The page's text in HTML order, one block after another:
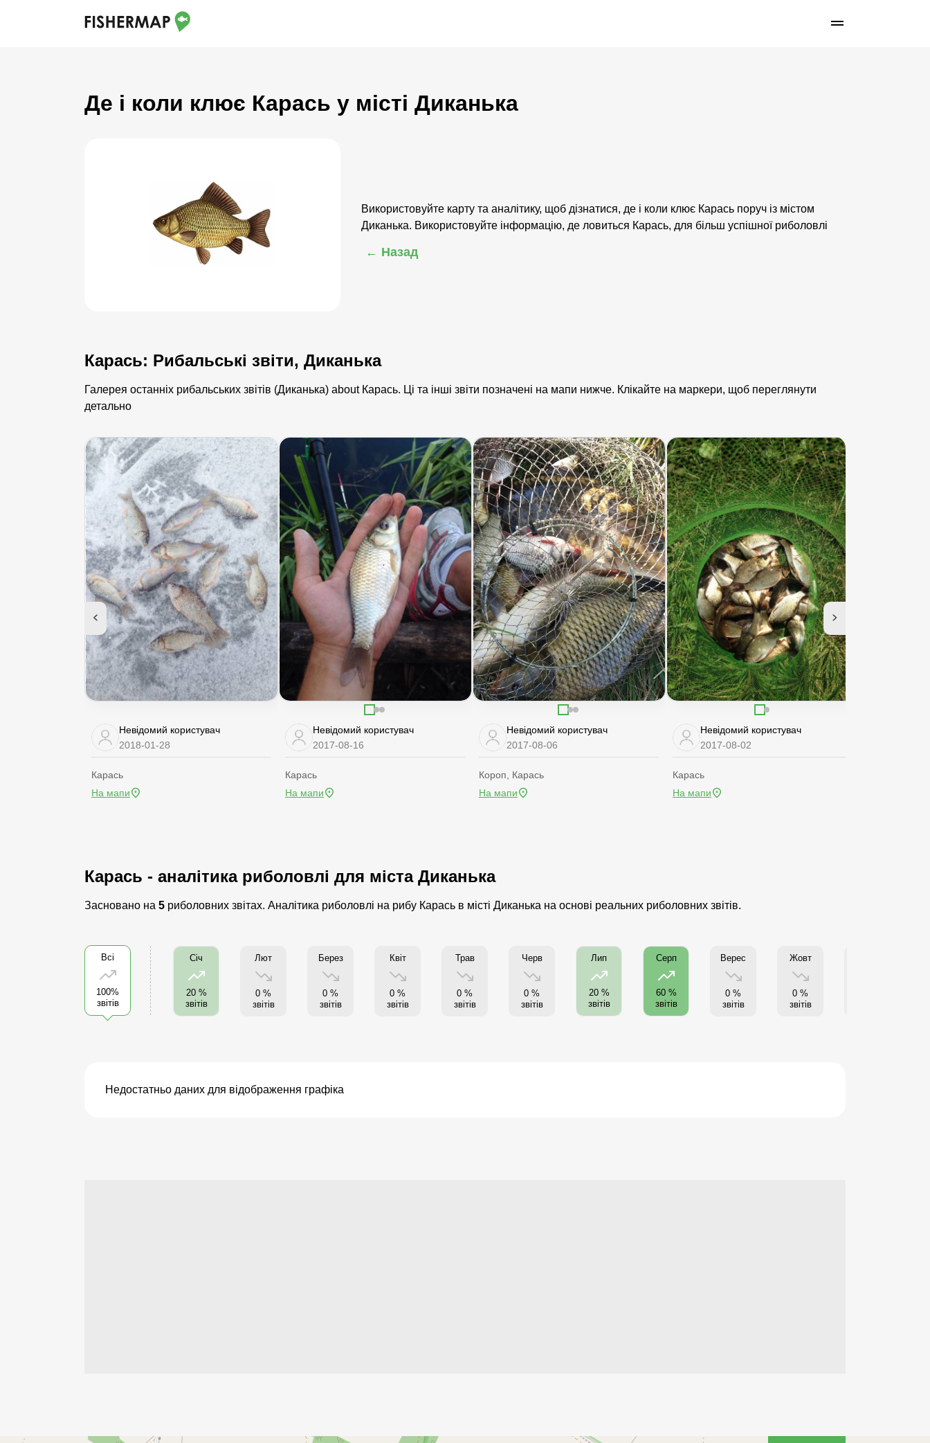
Де і коли клює Карась у місті Диканька
Використовуйте карту та аналітику, щоб дізнатися, де і коли клює Карась поруч із містом
Диканька. Використовуйте інформацію, де ловиться Карась, для більш успішної риболовлі
← Назад
Карась: Рибальські звіти, Диканька
Галерея останніх рибальських звітів (Диканька) about Карась. Ці та інші звіти позначені на мапи нижче. Клікайте на маркери, щоб переглянути
детально
Невідомий користувач
2018-01-28
Карась
На мапи
Невідомий користувач
2017-08-16
Карась
На мапи
Невідомий користувач
2017-08-06
Короп, Карась
На мапи
Невідомий користувач
2017-08-02
Карась
На мапи
Карась - аналітика риболовлі для міста Диканька
Засновано на 5 риболовних звітах. Аналітика риболовлі на рибу Карась в місті Диканька на основі реальних риболовних звітів.
Всі
100%
звітів
Січ
20 %
звітів
Лют
0 %
звітів
Берез
0 %
звітів
Квіт
0 %
звітів
Трав
0 %
звітів
Черв
0 %
звітів
Лип
20 %
звітів
Серп
60 %
звітів
Верес
0 %
звітів
Жовт
0 %
звітів
Недостатньо даних для відображення графіка